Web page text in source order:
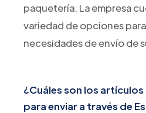
paquetería. La empresa
variedad de opciones
necesidades de envío de
¿Cuáles son los
para enviar a través de